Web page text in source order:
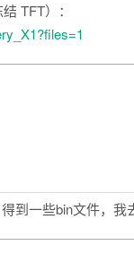
TFT）：
到一些bin文件，我